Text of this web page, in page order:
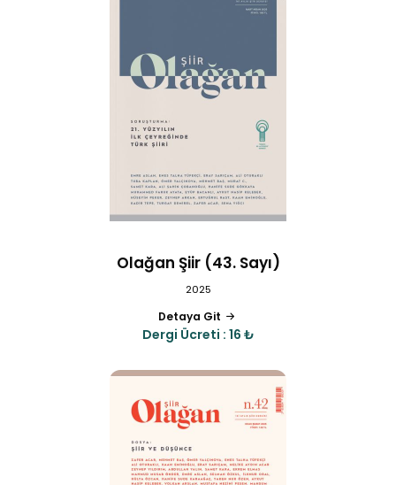
Olağan Şiir (43. Sayı)
2025
Detaya Git
Dergi Ücreti : 16 ₺